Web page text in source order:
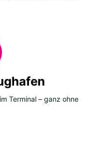
Terminal – ganz ohne